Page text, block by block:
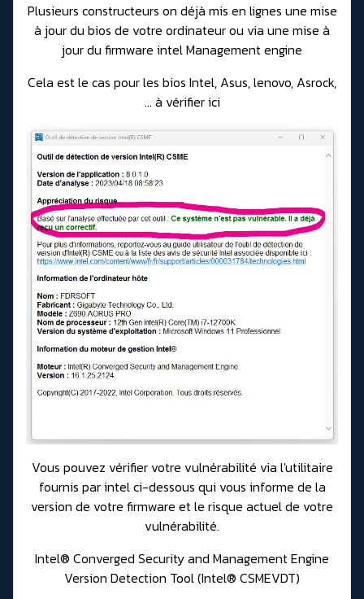
Plusieurs constructeurs on déjà mis en lignes une mise
à jour du bios de votre ordinateur ou via une mise à
jour du firmware intel Management engine
Cela est le cas pour les bios Intel, Asus, lenovo, Asrock,
... à vérifier ici
Vous pouvez vérifier votre vulnérabilité via l'utilitaire
fournis par intel ci-dessous qui vous informe de la
version de votre firmware et le risque actuel de votre
vulnérabilité.
Intel® Converged Security and Management Engine
Version Detection Tool (Intel® CSMEVDT)